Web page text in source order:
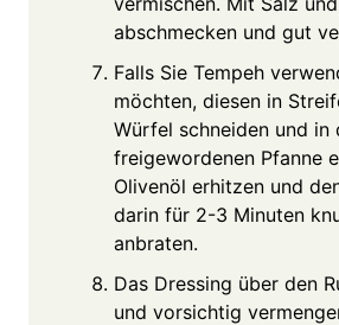
abschmecken und gut
Falls Sie Tempeh
möchten, diesen in
Würfel schneiden und in
freigewordenen Pfanne
Olivenöl erhitzen und
darin für 2-3 Minuten
anbraten.
Das Dressing über den
und vorsichtig